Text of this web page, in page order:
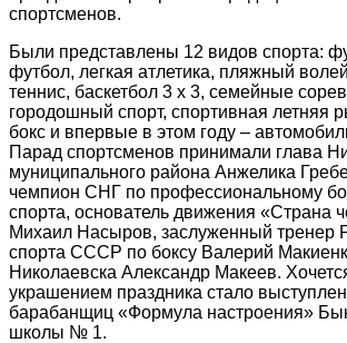
спортсменов.
Были представлены 12 видов спорта:
футбол, легкая атлетика, пляжный
теннис, баскетбол 3 х 3, семейные
городошный спорт, спортивная летняя
бокс и впервые в этом году –
Парад спортсменов принимали глава
муниципального района Анжелика
чемпион СНГ по профессиональному
спорта, основатель движения «Страна
Михаил Насыров, заслуженный тренер
спорта СССР по боксу Валерий
Николаевска Александр Макеев.
украшением праздника стало
барабанщиц «Формула настроения»
школы № 1.